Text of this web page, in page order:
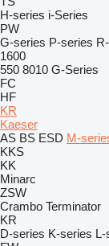
H-series i-Series
PW
G-series P-series
1600
550 8010 G-Series
FC
HF
KR
Kaeser
AS BS ESD M-
KKS
KK
Minarc
ZSW
Crambo Terminator
KR
D-series K-series L-